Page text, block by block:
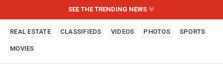
SEE THE TRENDING NEWS
REAL ESTATE CLASSIFIEDS VIDEOS PHOTOS SPORTS
MOVIES